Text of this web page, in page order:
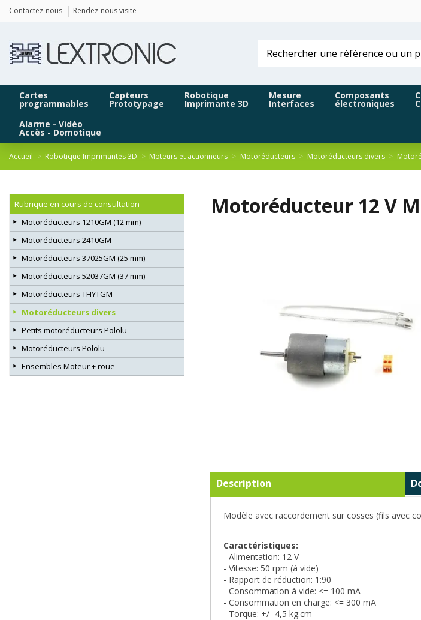
Contactez-nous Rendez-nous visite
Cartes
programmables
Capteurs
Prototypage
Robotique
Imprimante 3D
Mesure
Interfaces
Composants
électroniques
Alarme - Vidéo
Accès - Domotique
Accueil Robotique Imprimantes 3D Moteurs et actionneurs Motoréducteurs Motoréducteurs divers
Motoréducteur 12 V
Description
Modèle avec raccordement sur cosses (fils avec
Caractéristiques:
- Alimentation: 12 V
- Vitesse: 50 rpm (à vide)
- Rapport de réduction: 1:90
- Consommation à vide: <= 100 mA
- Consommation en charge: <= 300 mA
- Torque: +/- 4,5 kg.cm
Rubrique en cours de consultation
Motoréducteurs 1210GM (12 mm)
Motoréducteurs 2410GM
Motoréducteurs 37025GM (25 mm)
Motoréducteurs 52037GM (37 mm)
Motoréducteurs THYTGM
Motoréducteurs divers
Petits motoréducteurs Pololu
Motoréducteurs Pololu
Ensembles Moteur + roue
Panneau de gestion des cookies